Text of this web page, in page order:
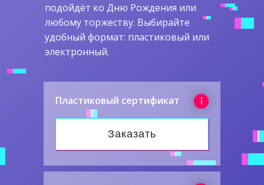
подойдёт ко Дню Рождения или
любому торжеству. Выбирайте
удобный формат: пластиковый или
электронный.
Заказать
Пластиковый сертификат